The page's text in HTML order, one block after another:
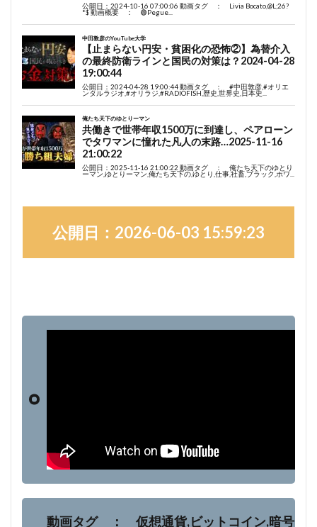
公開日：2026-06-03 15:59:23
動画タグ ： 仮想通貨,ビットコイン,暗号